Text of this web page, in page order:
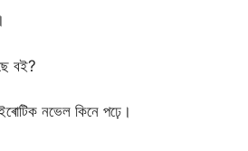
বই?
নভেল কিনে পঢ়ে।